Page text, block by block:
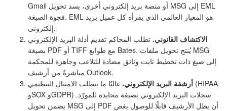
Gmail أو منصة بريد إلكتروني أخرى، يسد تحويل MSG إلى EML
فجوة الصيغة. EML هو المعيار العالمي الذي يقرأه كل عميل بريد
إلكتروني.
الاكتشاف القانوني. تطلب المحاكم تقديم أدلة البريد الإلكتروني
بصيغة PDF أو TIFF مع طوابع Bates. يُنتج تحويل ملفات MSG
إلى صيغ ذات تخطيط ثابت وثائق مضادة للتلاعب وجاهزة للمحكمة
مباشرةً من أرشيف Outlook.
أرشفة البريد الإلكتروني. غالبًا ما يتطلب الامتثال التنظيمي (HIPAA
وSOX وGDPR) سجلات البريد الإلكتروني بصيغة محايدة للمورّد.
يضمن تحويل MSG إلى PDF أن يظل الأرشيف قابلًا للوصول بغض